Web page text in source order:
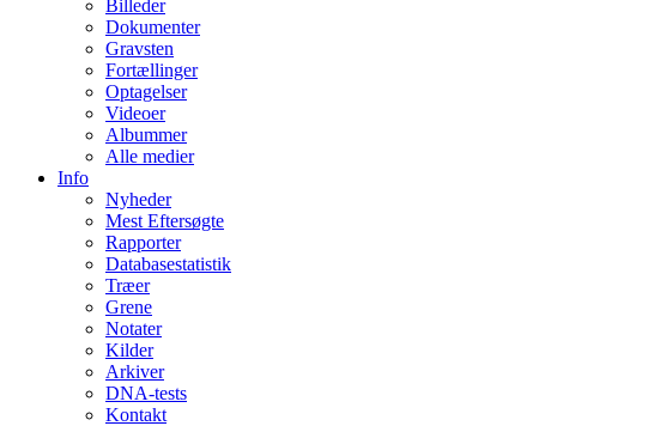
Billeder
Dokumenter
Gravsten
Fortællinger
Optagelser
Videoer
Albummer
Alle medier
Info
Nyheder
Mest Eftersøgte
Rapporter
Databasestatistik
Træer
Grene
Notater
Kilder
Arkiver
DNA-tests
Kontakt